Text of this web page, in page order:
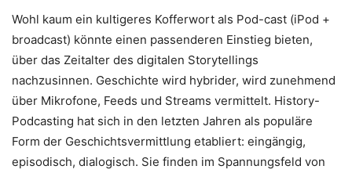
Wohl kaum ein kultigeres Kofferwort als Pod-cast (iPod +
broadcast) könnte einen passenderen Einstieg bieten,
über das Zeitalter des digitalen Storytellings
nachzusinnen. Geschichte wird hybrider, wird zunehmend
über Mikrofone, Feeds und Streams vermittelt. History-
Podcasting hat sich in den letzten Jahren als populäre
Form der Geschichtsvermittlung etabliert: eingängig,
episodisch, dialogisch. Sie finden im Spannungsfeld von